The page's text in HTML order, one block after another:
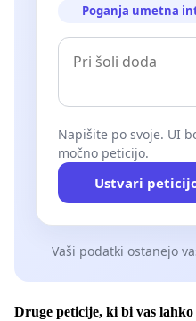
Poganja umetna
Napišite po svoje. UI
močno peticijo.
Ustvari
Vaši podatki ostanejo
Druge peticije, ki bi vas lahko